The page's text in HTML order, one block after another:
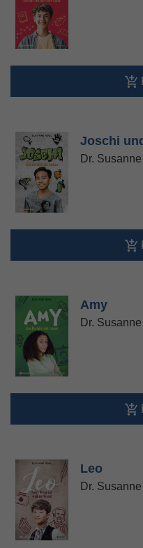
Joschi
Dr. Susanne
Amy
Dr. Susanne
Leo
Dr. Susanne